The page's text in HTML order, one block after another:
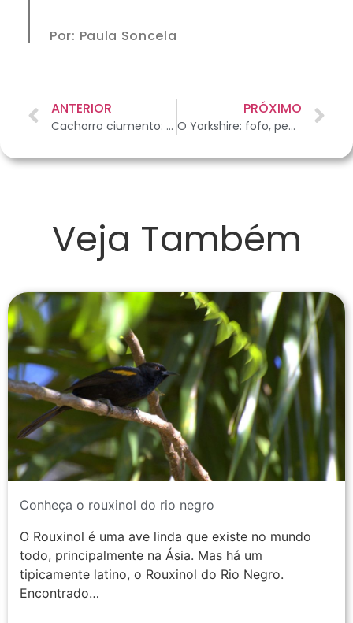
Por: Paula Soncela
ANTERIOR
Cachorro ciumento: como evitar e corrigir o problema
PRÓXIMO
O Yorkshire: fofo, pequenino e cheio de energia!
Veja Também
Conheça o rouxinol do rio negro
O Rouxinol é uma ave linda que existe no mundo
todo, principalmente na Ásia. Mas há um
tipicamente latino, o Rouxinol do Rio Negro.
Encontrado…